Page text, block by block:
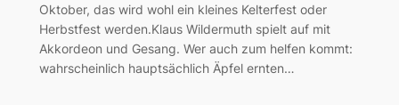
Oktober, das wird wohl ein kleines Kelterfest oder
Herbstfest werden.Klaus Wildermuth spielt auf mit
Akkordeon und Gesang. Wer auch zum helfen kommt:
wahrscheinlich hauptsächlich Äpfel ernten…